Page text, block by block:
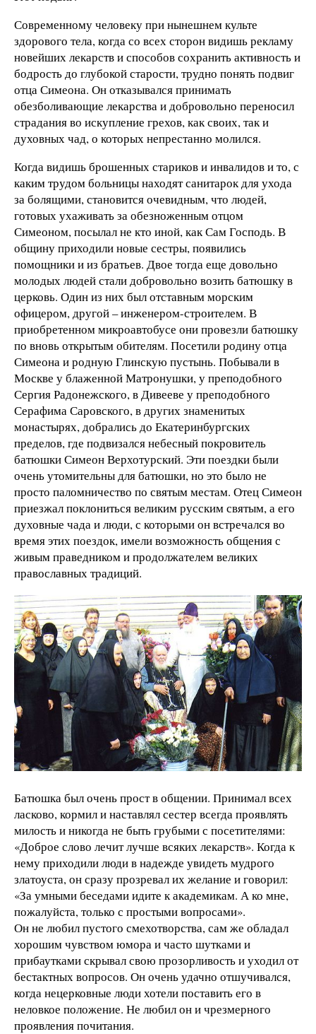
Современному человеку при нынешнем культе
здорового тела, когда со всех сторон видишь рекламу
новейших лекарств и способов сохранить активность и
бодрость до глубокой старости, трудно понять подвиг
отца Симеона. Он отказывался принимать
обезболивающие лекарства и добровольно переносил
страдания во искупление грехов, как своих, так и
духовных чад, о которых непрестанно молился.
Когда видишь брошенных стариков и инвалидов и то, с
каким трудом больницы находят санитарок для ухода
за болящими, становится очевидным, что людей,
готовых ухаживать за обезноженным отцом
Симеоном, посылал не кто иной, как Сам Господь. В
общину приходили новые сестры, появились
помощники и из братьев. Двое тогда еще довольно
молодых людей стали добровольно возить батюшку в
церковь. Один из них был отставным морским
офицером, другой – инженером-строителем. В
приобретенном микроавтобусе они провезли батюшку
по вновь открытым обителям. Посетили родину отца
Симеона и родную Глинскую пустынь. Побывали в
Москве у блаженной Матронушки, у преподобного
Сергия Радонежского, в Дивееве у преподобного
Серафима Саровского, в других знаменитых
монастырях, добрались до Екатеринбургских
пределов, где подвизался небесный покровитель
батюшки Симеон Верхотурский. Эти поездки были
очень утомительны для батюшки, но это было не
просто паломничество по святым местам. Отец Симеон
приезжал поклониться великим русским святым, а его
духовные чада и люди, с которыми он встречался во
время этих поездок, имели возможность общения с
живым праведником и продолжателем великих
православных традиций.
Батюшка был очень прост в общении. Принимал всех
ласково, кормил и наставлял сестер всегда проявлять
милость и никогда не быть грубыми с посетителями:
«Доброе слово лечит лучше всяких лекарств». Когда к
нему приходили люди в надежде увидеть мудрого
златоуста, он сразу прозревал их желание и говорил:
«За умными беседами идите к академикам. А ко мне,
пожалуйста, только с простыми вопросами».
Он не любил пустого смехотворства, сам же обладал
хорошим чувством юмора и часто шутками и
прибаутками скрывал свою прозорливость и уходил от
бестактных вопросов. Он очень удачно отшучивался,
когда нецерковные люди хотели поставить его в
неловкое положение. Не любил он и чрезмерного
проявления почитания.